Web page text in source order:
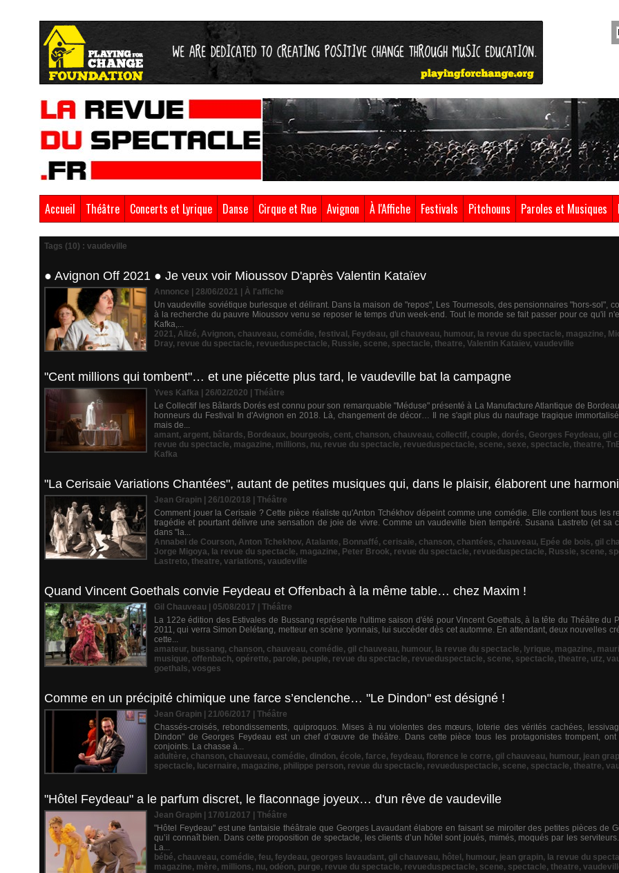
Accueil Théâtre Concerts et Lyrique Danse Cirque et Rue Avignon À l'Affiche Festivals Pitchouns Paroles et Musiques
Tags (10) : vaudeville
● Avignon Off 2021 ● Je veux voir Mioussov D'après Valentin Kataïev
Annonce | 28/06/2021
À l'affiche
Un vaudeville soviétique burlesque et délirant. Dans la maison de "repos", Les Tournesols, des pensionnaires "hors-sol",
à la recherche du pauvre Mioussov venu se reposer le temps d'un week-end. Tout le monde se fait passer pour ce qu'il
Kafka,...
2021, Alizé, Avignon, chauveau, comédie, festival , Feydeau, gil chauveau, humour, la revue du spectacle, magazine,
Dray, revue du spectacle, revueduspectacle, Russie, scene, spectacle, theatre, Valentin Kataïev, vaudeville
"Cent millions qui tombent"… et une piécette plus tard, le vaudeville bat la campagne
Yves Kafka | 26/02/2020
Théâtre
Le Collectif les Bâtards Dorés est connu pour son remarquable "Méduse" présenté à La Manufacture Atlantique de
honneurs du Festival In d'Avignon en 2018. Là, changement de décor… Il ne s'agit plus du naufrage tragique
mais de...
amant, argent, bâtards, Bordeaux, bourgeois, cent, chanson, chauveau, collectif, couple, dorés, Georges Feydeau, gil
revue du spectacle, magazine, millions, nu, revue du spectacle, revueduspectacle, scene, sexe, spectacle, theatre,
Kafka
"La Cerisaie Variations Chantées", autant de petites musiques qui, dans le plaisir, élaborent une
Jean Grapin | 26/10/2018
Théâtre
Comment jouer la Cerisaie ? Cette pièce réaliste qu'Anton Tchékhov dépeint comme une comédie. Elle contient tous les
tragédie et pourtant délivre une sensation de joie de vivre. Comme un vaudeville bien tempéré. Susana Lastreto (et sa
dans "la...
Annabel de Courson, Anton Tchekhov, Atalante, Bonnaffé, cerisaie, chanson, chantées, chauveau, Epée de bois, gil
Jorge Migoya, la revue du spectacle, magazine, Peter Brook, revue du spectacle, revueduspectacle, Russie, scene,
Lastreto, theatre, variations, vaudeville
Quand Vincent Goethals convie Feydeau et Offenbach à la même table… chez Maxim !
Gil Chauveau | 05/08/2017
Théâtre
La 122e édition des Estivales de Bussang représente l'ultime saison d'été pour Vincent Goethals, à la tête du Théâtre du
2011, qui verra Simon Delétang, metteur en scène lyonnais, lui succéder dès cet automne. En attendant, deux nouvelles
cette...
amateur, bussang, chanson, chauveau, comédie, gil chauveau, humour, la revue du spectacle, lyrique, magazine,
musique, offenbach, opérette, parole, peuple, revue du spectacle, revueduspectacle, scene, spectacle, theatre, utz,
goethals, vosges
Comme en un précipité chimique une farce s’enclenche… "Le Dindon" est désigné !
Jean Grapin | 21/06/2017
Théâtre
Chassés-croisés, rebondissements, quiproquos. Mises à nu violentes des mœurs, loterie des vérités cachées,
Dindon" de Georges Feydeau est un chef d’œuvre de théâtre. Dans cette pièce tous les protagonistes trompent, ont
conjoints. La chasse à...
adultère, chanson, chauveau, comédie, dindon, école, farce, feydeau, florence le corre, gil chauveau, humour, jean
spectacle, lucernaire, magazine, philippe person, revue du spectacle, revueduspectacle, scene, spectacle, theatre,
"Hôtel Feydeau" a le parfum discret, le flaconnage joyeux… d'un rêve de vaudeville
Jean Grapin | 17/01/2017
Théâtre
"Hôtel Feydeau" est une fantaisie théâtrale que Georges Lavaudant élabore en faisant se miroiter des petites pièces de
qu’il connaît bien. Dans cette proposition de spectacle, les clients d’un hôtel sont joués, mimés, moqués par les
La...
bébé, chauveau, comédie, feu, feydeau, georges lavaudant, gil chauveau, hôtel , humour, jean grapin, la revue du
magazine, mère, millions, nu, odéon, purge, revue du spectacle, revueduspectacle, scene, spectacle, theatre,